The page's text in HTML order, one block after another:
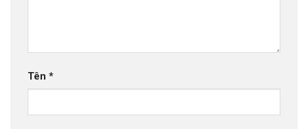
Tên *